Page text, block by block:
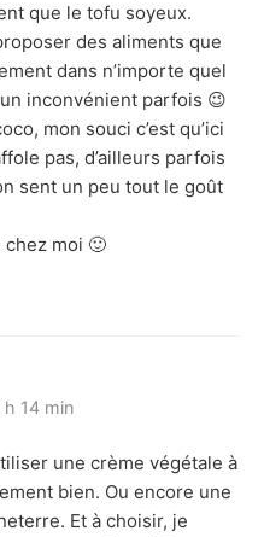
que le tofu soyeux.
des aliments que
dans n’importe quel
inconvénient parfois 😉
mon souci c’est qu’ici
pas, d’ailleurs parfois
sent un peu tout le goût
chez moi 🙂
14 min
une crème végétale à
bien. Ou encore une
Et à choisir, je